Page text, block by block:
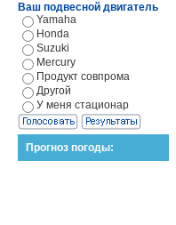
Ваш подвесной двигатель
Yamaha
Honda
Suzuki
Mercury
Продукт совпрома
Другой
У меня стационар
Прогноз погоды: